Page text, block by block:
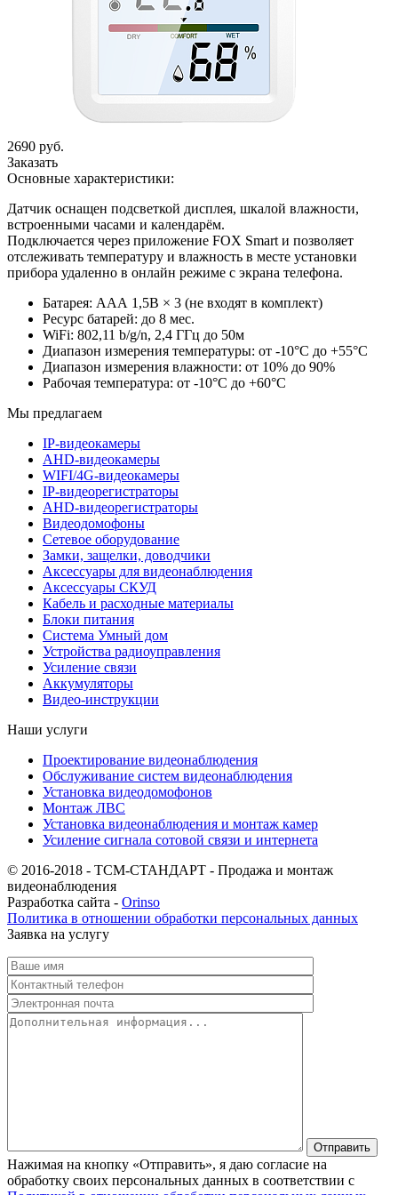
2690 руб.
Заказать
Основные характеристики:
Датчик оснащен подсветкой дисплея, шкалой влажности,
встроенными часами и календарём.
Подключается через приложение FOX Smart и позволяет
отслеживать температуру и влажность в месте установки
прибора удаленно в онлайн режиме с экрана телефона.
Батарея: ААА 1,5В × 3 (не входят в комплект)
Ресурс батарей: до 8 мес.
WiFi: 802,11 b/g/n, 2,4 ГГц до 50м
Диапазон измерения температуры: от -10°С до +55°С
Диапазон измерения влажности: от 10% до 90%
Рабочая температура: от -10°С до +60°С
Мы предлагаем
IP-видеокамеры
AHD-видеокамеры
WIFI/4G-видеокамеры
IP-видеорегистраторы
AHD-видеорегистраторы
Видеодомофоны
Сетевое оборудование
Замки, защелки, доводчики
Аксессуары для видеонаблюдения
Аксессуары СКУД
Кабель и расходные материалы
Блоки питания
Система Умный дом
Устройства радиоуправления
Усиление связи
Аккумуляторы
Видео-инструкции
Наши услуги
Проектирование видеонаблюдения
Обслуживание систем видеонаблюдения
Установка видеодомофонов
Монтаж ЛВС
Установка видеонаблюдения и монтаж камер
Усиление сигнала сотовой связи и интернета
© 2016-2018 - ТСМ-СТАНДАРТ - Продажа и монтаж
видеонаблюдения
Разработка сайта - Orinso
Политика в отношении обработки персональных данных
Заявка на услугу
Нажимая на кнопку «Отправить», я даю согласие на
обработку своих персональных данных в соответствии с